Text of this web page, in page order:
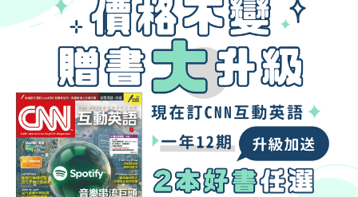
Kids互動英語 小學生必備英
語1200字
NT.350 | NT.277
英語核心字彙完全攻略：選
字範圍2000字-4500字2-4級
字彙(增修擴編版)
NT.360 | NT.284
暢銷點讀套書